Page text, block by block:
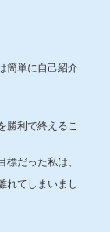
簡単に自己紹介
勝利で終えるこ
だった私は、
れてしまいまし